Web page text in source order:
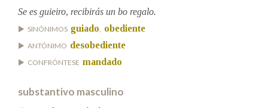
PORTAL DAS PALABRAS
Contén
Se es guieiro, recibirás un bo regalo.
SINÓNIMOS guiado, obediente
ANTÓNIMO desobediente
CONFRÓNTESE mandado
substantivo masculino